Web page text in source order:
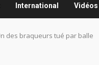
International Vidéos
des braqueurs tué par balle